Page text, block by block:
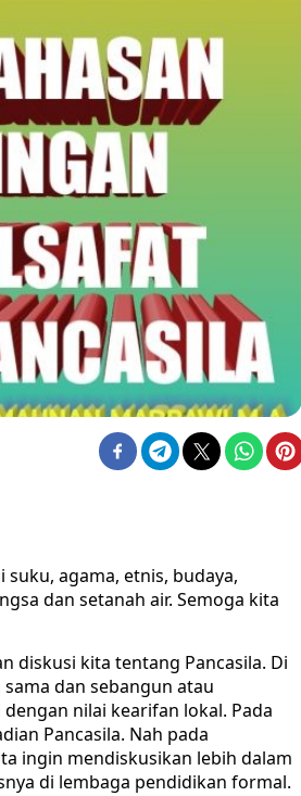
agama, etnis, budaya,
dan setanah air. Semoga kita
diskusi kita tentang Pancasila. Di
dan sebangun atau
nilai kearifan lokal. Pada
Pancasila. Nah pada
ingin mendiskusikan lebih dalam
di lembaga pendidikan formal.